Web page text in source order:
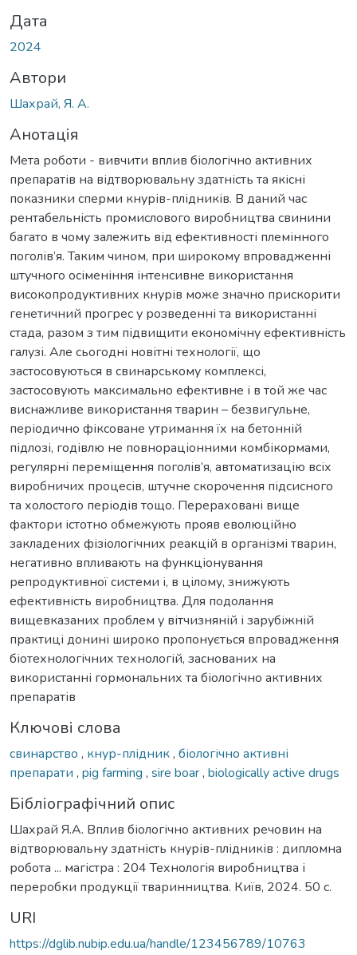
Дата
2024
Автори
Шахрай, Я. А.
Анотація
Мета роботи - вивчити вплив біологічно активних
препаратів на відтворювальну здатність та якісні
показники сперми кнурів-плідників. В даний час
рентабельність промислового виробництва свинини
багато в чому залежить від ефективності племінного
поголів’я. Таким чином, при широкому впровадженні
штучного осіменіння інтенсивне використання
високопродуктивних кнурів може значно прискорити
генетичний прогрес у розведенні та використанні
стада, разом з тим підвищити економічну ефективність
галузі. Але сьогодні новітні технології, що
застосовуються в свинарському комплексі,
застосовують максимально ефективне і в той же час
виснажливе використання тварин – безвигульне,
періодично фіксоване утримання їх на бетонній
підлозі, годівлю не повнораціонними комбікормами,
регулярні переміщення поголів’я, автоматизацію всіх
виробничих процесів, штучне скорочення підсисного
та холостого періодів тощо. Перераховані вище
фактори істотно обмежують прояв еволюційно
закладених фізіологічних реакцій в організмі тварин,
негативно впливають на функціонування
репродуктивної системи і, в цілому, знижують
ефективність виробництва. Для подолання
вищевказаних проблем у вітчизняній і зарубіжній
практиці донині широко пропонується впровадження
біотехнологічних технологій, заснованих на
використанні гормональних та біологічно активних
препаратів
Ключові слова
свинарство , кнур-плідник, біологічно активні
препарати , pig farming , sire boar, biologically active drugs
Бібліографічний опис
Шахрай Я.А. Вплив біологічно активних речовин на
відтворювальну здатність кнурів-плідників : дипломна
робота ... магістра : 204 Технологія виробництва і
переробки продукції тваринництва. Київ, 2024. 50 с.
URI
https://dglib.nubip.edu.ua/handle/123456789/10763